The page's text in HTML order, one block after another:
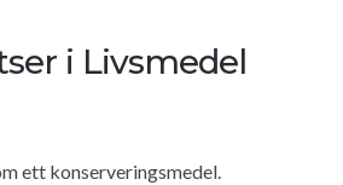
i Livsmedel
ett konserveringsmedel.